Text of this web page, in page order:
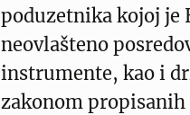
poduzetnika kojoj je
neovlašteno
instrumente, kao i
zakonom